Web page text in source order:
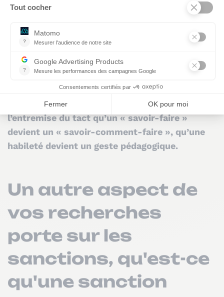
décision rapide, mise en ordre raisonnée et
maîtriser un champ de savoir, il doit aussi
maîtriser un ensemble de savoir-faire : par
exemple conduire une interrogation orale,
savoir réaliser une séquence, élaborer une
évaluation, savoir animer un débat ou encore
conduire un échange didactique.C’est par
l’entremise du tact qu’un « savoir-faire »
devient un « savoir-comment-faire », qu’une
habileté devient un geste pédagogique.
Un autre aspect de
vos recherches
porte sur les
sanctions, qu'est-ce
qu'une sanction